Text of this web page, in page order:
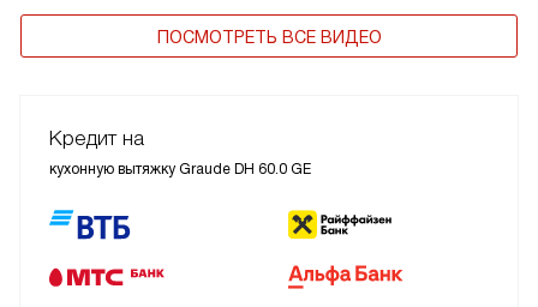
ПОСМОТРЕТЬ ВСЕ ВИДЕО
Кредит на
кухонную вытяжку Graude DH 60.0 GE